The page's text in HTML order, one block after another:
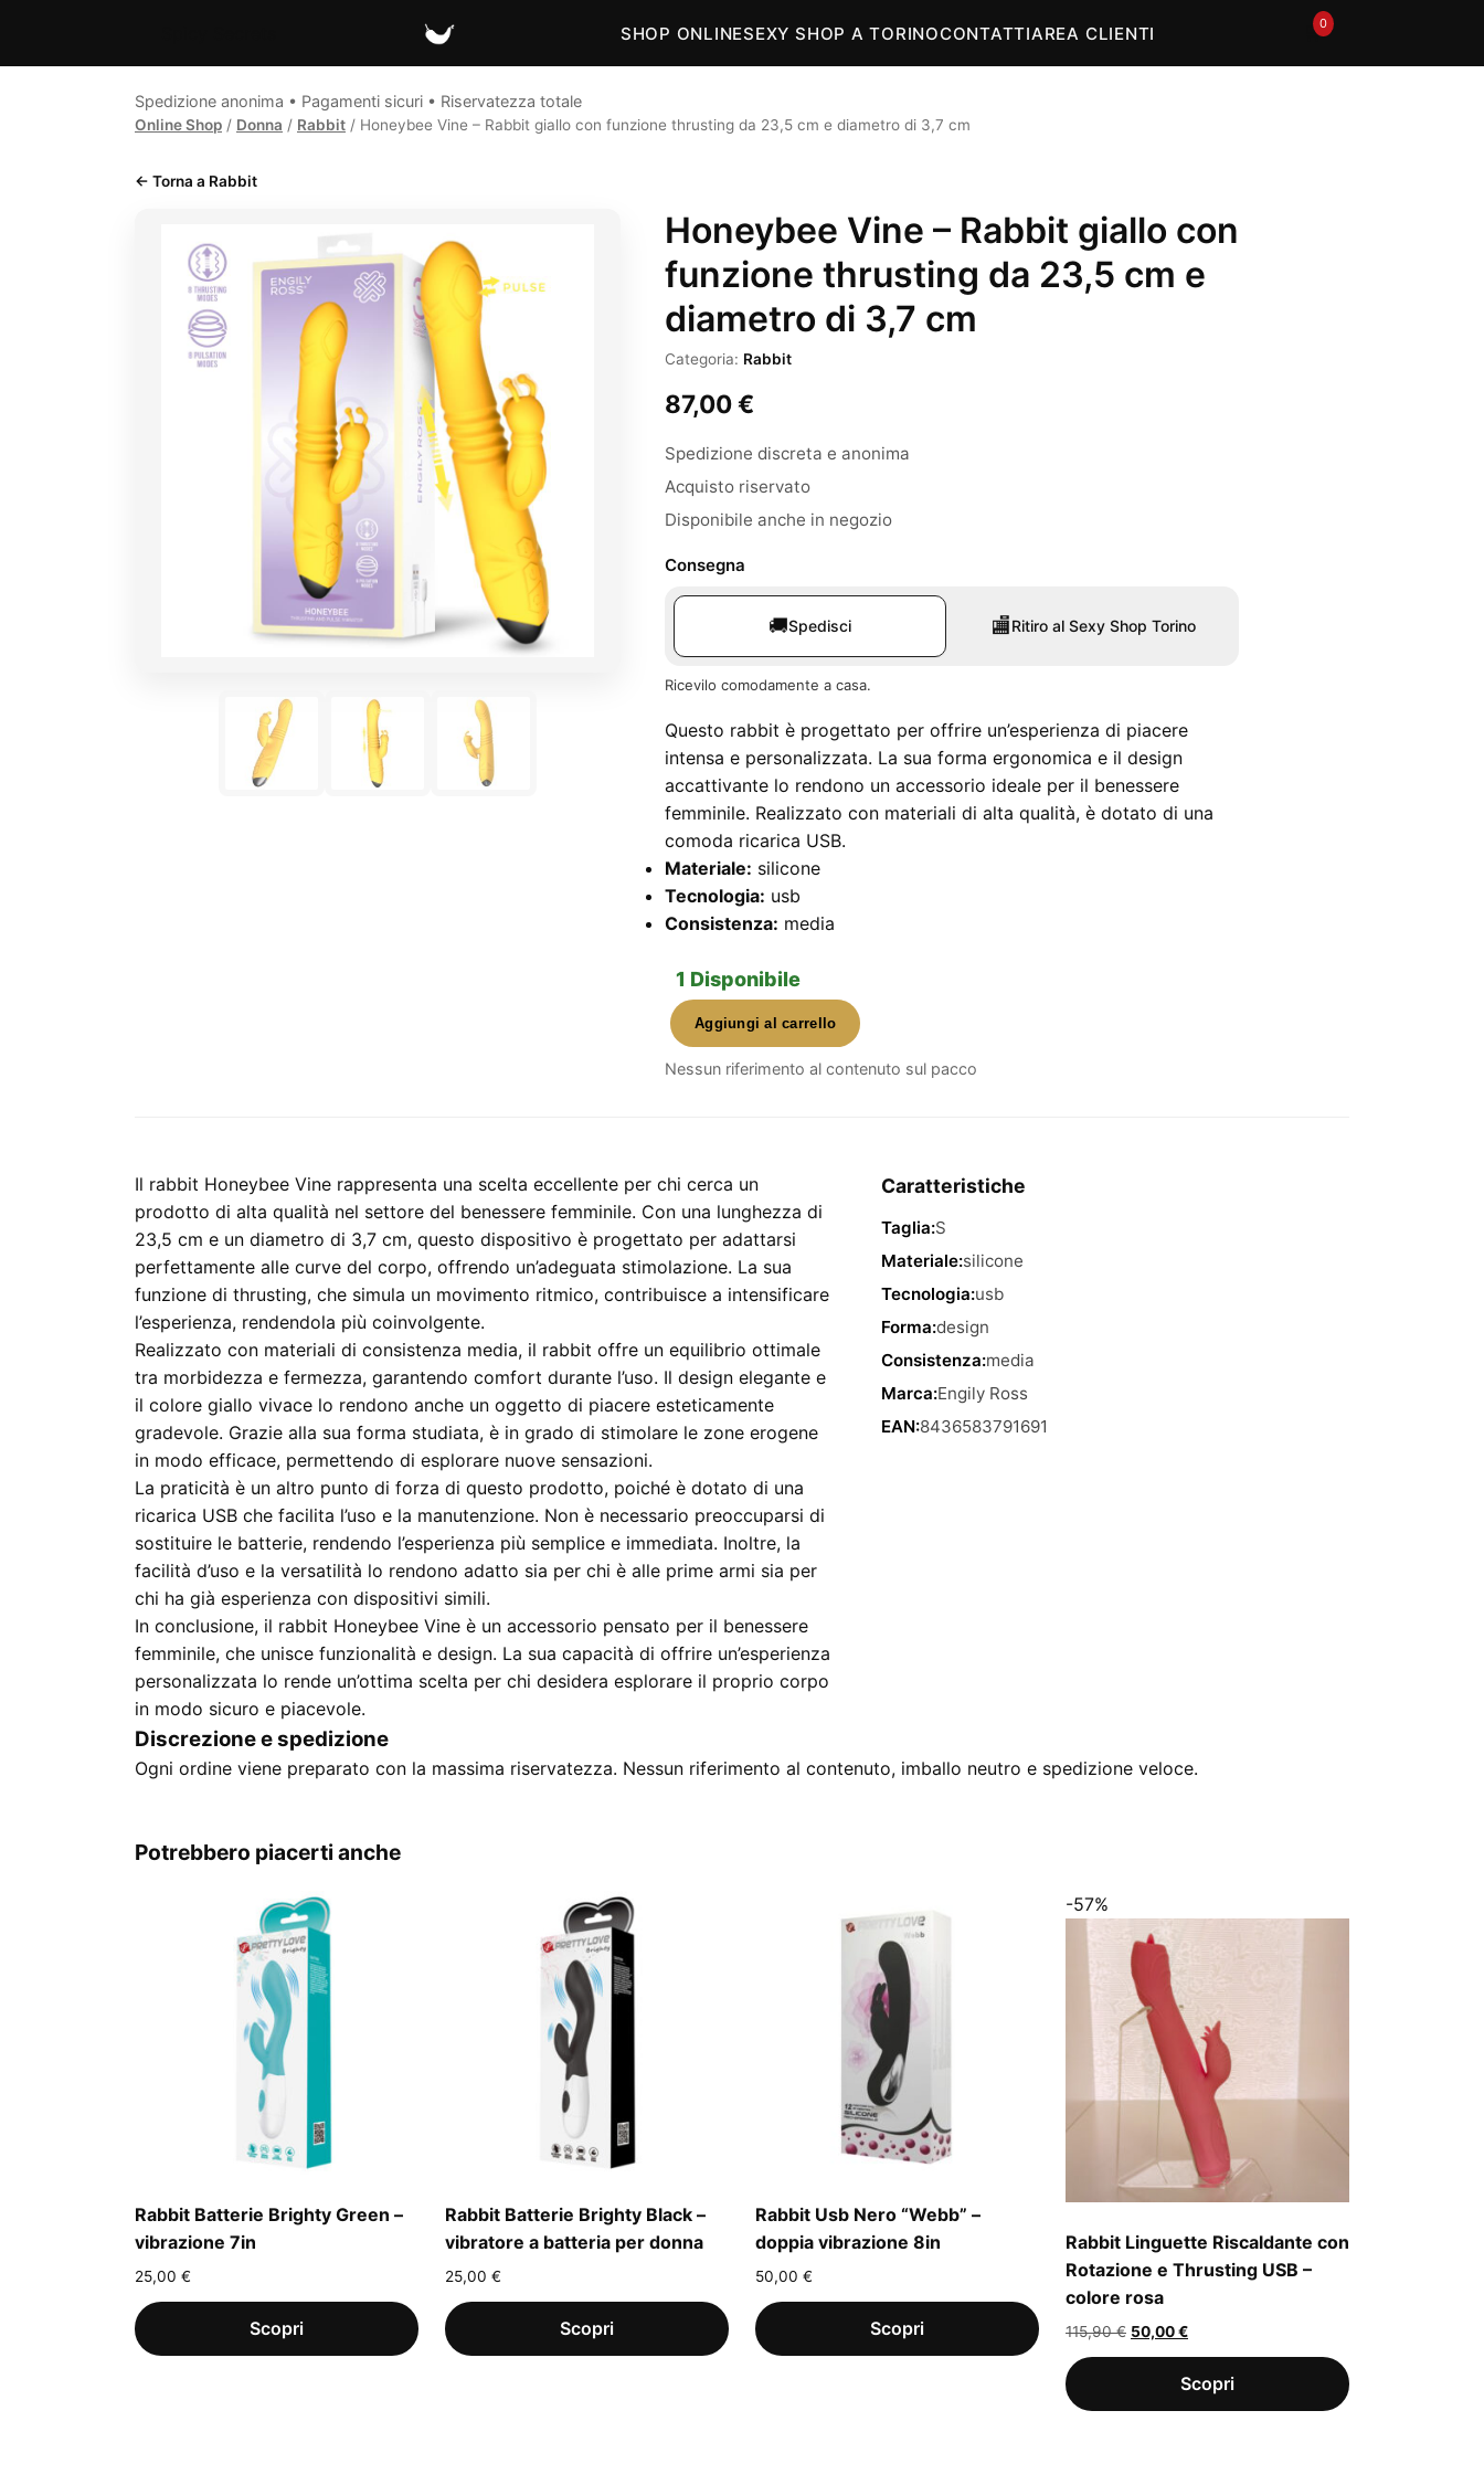
SHOP ONLINESEXY SHOP A TORINOCONTATTIAREA CLIENTI 🛒0
Spedizione anonima • Pagamenti sicuri • Riservatezza totale
Online Shop / Donna / Rabbit / Honeybee Vine – Rabbit giallo con funzione thrusting da 23,5 cm e diametro di 3,7 cm
← Torna a Rabbit
Honeybee Vine – Rabbit giallo con
funzione thrusting da 23,5 cm e
diametro di 3,7 cm
Categoria: Rabbit
87,00€
Spedizione discreta e anonima
Acquisto riservato
Disponibile anche in negozio
Consegna
🚚Spedisci 🏬Ritiro al Sexy Shop Torino
Ricevilo comodamente a casa.
Questo rabbit è progettato per offrire un’esperienza di piacere
intensa e personalizzata. La sua forma ergonomica e il design
accattivante lo rendono un accessorio ideale per il benessere
femminile. Realizzato con materiali di alta qualità, è dotato di una
comoda ricarica USB.
Materiale: silicone
Tecnologia: usb
Consistenza: media
1 Disponibile
Honeybee
Vine
con
funzione
thrusting
da
23,5
e
diametro
di
3,7
quantità
Aggiungi al carrello
Nessun riferimento al contenuto sul pacco
Il rabbit Honeybee Vine rappresenta una scelta eccellente per chi cerca un
prodotto di alta qualità nel settore del benessere femminile. Con una lunghezza di
23,5 cm e un diametro di 3,7 cm, questo dispositivo è progettato per adattarsi
perfettamente alle curve del corpo, offrendo un’adeguata stimolazione. La sua
funzione di thrusting, che simula un movimento ritmico, contribuisce a intensificare
l’esperienza, rendendola più coinvolgente.
Realizzato con materiali di consistenza media, il rabbit offre un equilibrio ottimale
tra morbidezza e fermezza, garantendo comfort durante l’uso. Il design elegante e
il colore giallo vivace lo rendono anche un oggetto di piacere esteticamente
gradevole. Grazie alla sua forma studiata, è in grado di stimolare le zone erogene
in modo efficace, permettendo di esplorare nuove sensazioni.
La praticità è un altro punto di forza di questo prodotto, poiché è dotato di una
ricarica USB che facilita l’uso e la manutenzione. Non è necessario preoccuparsi di
sostituire le batterie, rendendo l’esperienza più semplice e immediata. Inoltre, la
facilità d’uso e la versatilità lo rendono adatto sia per chi è alle prime armi sia per
chi ha già esperienza con dispositivi simili.
In conclusione, il rabbit Honeybee Vine è un accessorio pensato per il benessere
femminile, che unisce funzionalità e design. La sua capacità di offrire un’esperienza
personalizzata lo rende un’ottima scelta per chi desidera esplorare il proprio corpo
in modo sicuro e piacevole.
Caratteristiche
Taglia:S
Materiale:silicone
Tecnologia:usb
Forma:design
Consistenza:media
Marca:Engily Ross
EAN:8436583791691
Discrezione e spedizione
Ogni ordine viene preparato con la massima riservatezza. Nessun riferimento al contenuto, imballo neutro e spedizione veloce.
Potrebbero piacerti anche
Rabbit Batterie Brighty Green –
vibrazione 7in
25,00 €
Rabbit Batterie Brighty Black –
vibratore a batteria per donna
25,00 €
Rabbit Usb Nero “Webb” –
doppia vibrazione 8in
50,00 €
-57%
Rabbit Linguette Riscaldante con
Rotazione e Thrusting USB –
colore rosa
115,90€ Il
prezzo
originale
50,00€Il
prezzo
attuale